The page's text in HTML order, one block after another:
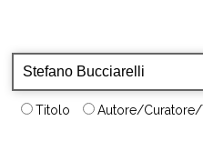
Titolo Autore/Curatore/